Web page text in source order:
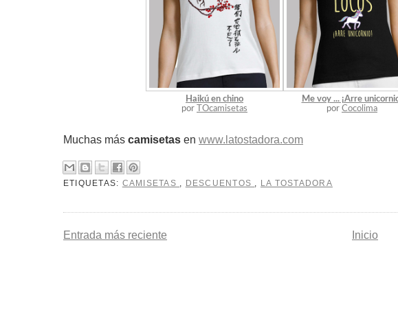
Haikú en chino
por
TOcamisetas
Me voy ... ¡Arre
por Cocolima
Muchas más camisetas en www.latostadora.com
ETIQUETAS: CAMISETAS , DESCUENTOS , LA TOSTADORA
Entrada más reciente Inicio